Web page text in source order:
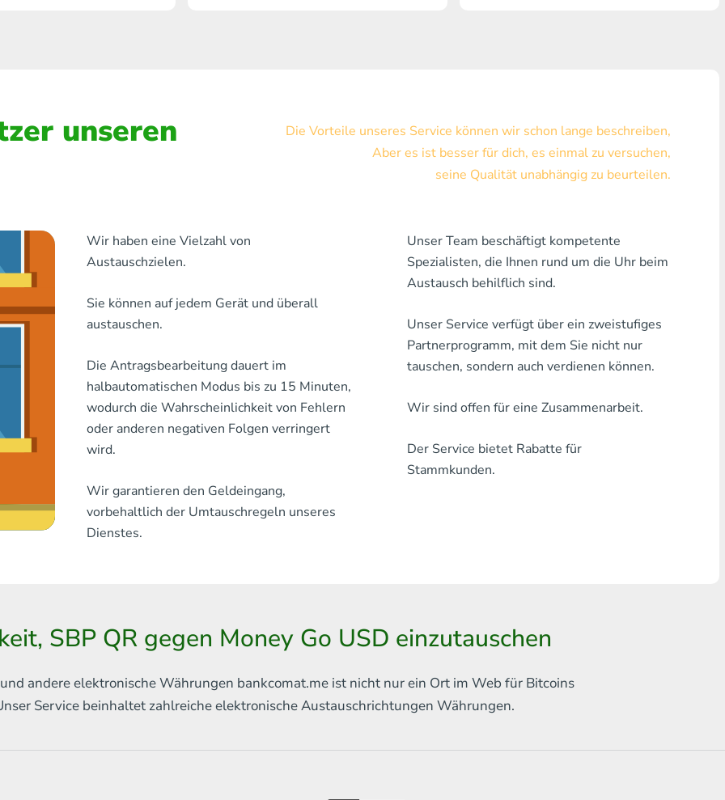
Visa/MasterCard USD
Visa/MasterCard EUR
Jede Bank MDL
Jede Bank AMD
Jede Bank KGS
Jede Bank USZ
Jede Bank THB
Ethereum
unseren
Die Vorteile unseres Service können wir schon lange beschreiben,
Aber es ist besser für dich, es einmal zu versuchen,
seine Qualität unabhängig zu beurteilen.
Wir haben eine Vielzahl von
Austauschzielen.
Sie können auf jedem Gerät und überall
austauschen.
Die Antragsbearbeitung dauert im
halbautomatischen Modus bis zu 15 Minuten,
wodurch die Wahrscheinlichkeit von Fehlern
oder anderen negativen Folgen verringert
wird.
Wir garantieren den Geldeingang,
vorbehaltlich der Umtauschregeln unseres
Dienstes.
Unser Team beschäftigt kompetente
Spezialisten, die Ihnen rund um die Uhr beim
Austausch behilflich sind.
Unser Service verfügt über ein zweistufiges
Partnerprogramm, mit dem Sie nicht nur
tauschen, sondern auch verdienen können.
Wir sind offen für eine Zusammenarbeit.
Der Service bietet Rabatte für
Stammkunden.
SBP QR gegen Money Go USD einzutauschen
andere elektronische Währungen bankcomat.me ist nicht nur ein Ort im Web für Bitcoins
Service beinhaltet zahlreiche elektronische Austauschrichtungen Währungen.